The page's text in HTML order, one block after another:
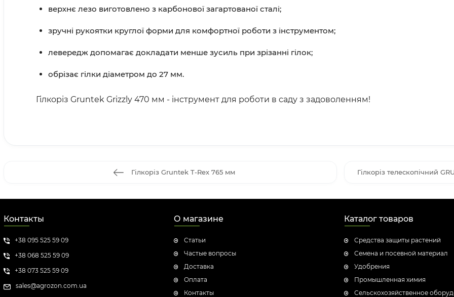
верхнє лезо виготовлено з карбонової загартованої сталі;
зручні рукоятки круглої форми для комфортної роботи з інструментом;
левередж допомагає докладати менше зусиль при зрізанні гілок;
обрізає гілки діаметром до 27 мм.
Гілкоріз Gruntek Grizzly 470 мм - інструмент для роботи в саду з задоволенням!
Гілкоріз Gruntek T-Rex 765 мм Гілкоріз телескопічний
Контакты
+38 095 525 59 09
+38 068 525 59 09
+38 073 525 59 09
sales@agrozon.com.ua
О магазине
Статьи
Частые вопросы
Доставка
Оплата
Контакты
Каталог товаров
Средства защиты растений
Семена и посевной материал
Удобрения
Промышленная химия
Сельскохозяйственное